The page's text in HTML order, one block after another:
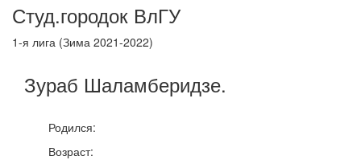
Студ.городок ВлГУ
1-я лига (Зима 2021-2022)
Зураб Шаламберидзе.
Родился:
Возраст: